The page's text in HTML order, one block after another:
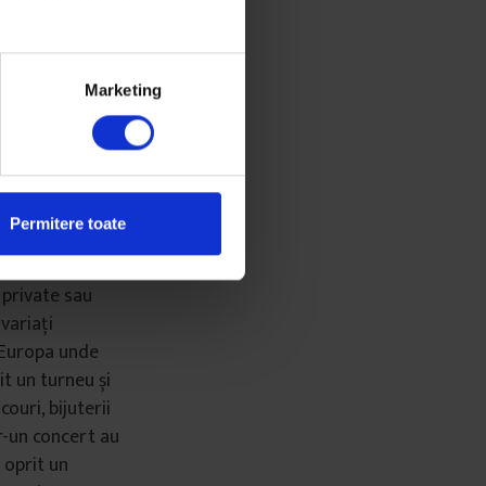
Marketing
Permitere toate
că o să pleci /
iar
pe
vizualizări pe
săptămână.
sau
unde
un turneu și
bijuterii
un concert au
un